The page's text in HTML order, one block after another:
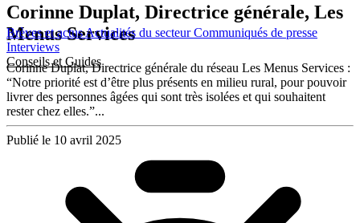
Brèves et actusActualités du secteurCommuniqués de presse
Interviews
Conseils et Guides
Corinne Duplat, Directrice générale, Les
Menus Services
Corinne Duplat, Directrice générale du réseau Les Menus Services :
“Notre priorité est d’être plus présents en milieu rural, pour pouvoir
livrer des personnes âgées qui sont très isolées et qui souhaitent
rester chez elles.”...
Publié le 10 avril 2025